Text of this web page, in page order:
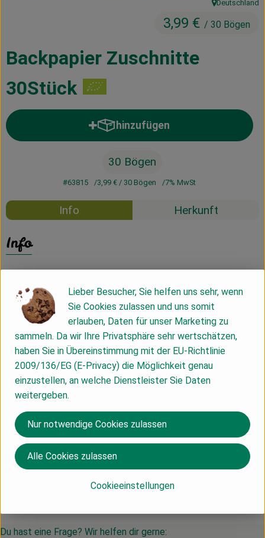
Getränke
Haus, Garten & Co.
Neues vom Hof
Backpapier Zuschnitte
30Stück
3,99 € / 30 Bögen
, Herkunft:
Deutschland
hinzufügen
Produkt zum Warenkorb
30 Bögen
#63815 3,99 €/ 30 Bögen 7% MwSt
Info Herkunft
Info
Produktinformationen
Produktdatenblatt
Herkunft
Deutschland
memo
Du hast eine Frage? Wir helfen dir gerne:
Lieber Besucher, Sie helfen uns sehr, wenn
Sie Cookies zulassen und uns somit
erlauben, Daten für unser Marketing zu
sammeln. Da wir Ihre Privatsphäre sehr wertschätzen,
haben Sie in Übereinstimmung mit der EU-Richtlinie
2009/136/EG (E-Privacy) die Möglichkeit genau
einzustellen, an welche Dienstleister Sie Daten
weitergeben.
Cookieeinstellungen
Nur notwendige Cookies zulassen
Alle Cookies zulassen